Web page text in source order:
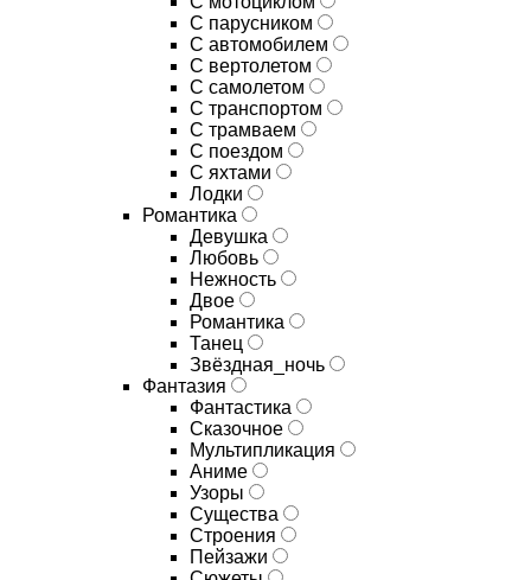
С парусником
С автомобилем
С вертолетом
С самолетом
С транспортом
С трамваем
С поездом
С яхтами
Лодки
Романтика
Девушка
Любовь
Нежность
Двое
Романтика
Танец
Звёздная_ночь
Фантазия
Фантастика
Сказочное
Мультипликация
Аниме
Узоры
Существа
Строения
Пейзажи